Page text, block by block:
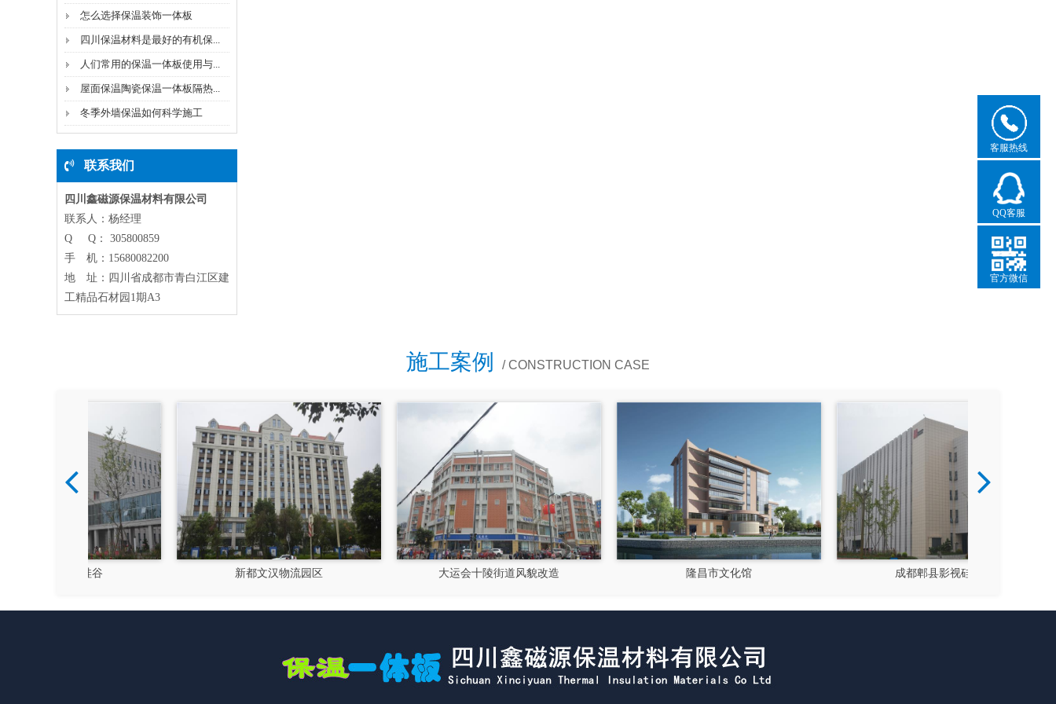
怎么选择保温装饰一体板
四川保温材料是最好的有机保...
人们常用的保温一体板使用与...
屋面保温陶瓷保温一体板隔热...
冬季外墙保温如何科学施工
联系我们
四川鑫磁源保温材料有限公司
联系人：杨经理
Q Q： 305800859
手 机：15680082200
地 址：四川省成都市青白江区建
工精品石材园1期A3
施工案例 / CONSTRUCTION CASE
新都文汉物流园区 大运会十陵街道风貌改造 成都郫县影视硅谷
客服热线
QQ客服
官方微信